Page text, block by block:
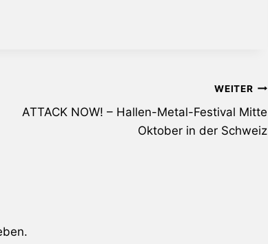
WEITER
ATTACK NOW! – Hallen-Metal-Festival Mitte
Oktober in der Schweiz